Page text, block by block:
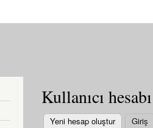
Kullanıcı hesabı
Yeni hesap oluştur Giriş